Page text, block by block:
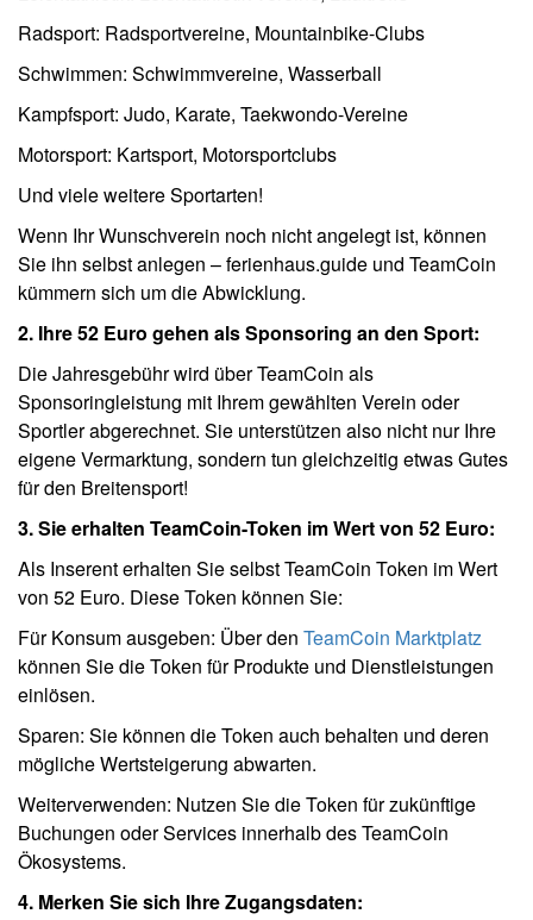
Radsport: Radsportvereine, Mountainbike-Clubs
Schwimmen: Schwimmvereine, Wasserball
Kampfsport: Judo, Karate, Taekwondo-Vereine
Motorsport: Kartsport, Motorsportclubs
Und viele weitere Sportarten!
Wenn Ihr Wunschverein noch nicht angelegt ist, können
Sie ihn selbst anlegen – ferienhaus.guide und TeamCoin
kümmern sich um die Abwicklung.
2. Ihre 52 Euro gehen als Sponsoring an den Sport:
Die Jahresgebühr wird über TeamCoin als
Sponsoringleistung mit Ihrem gewählten Verein oder
Sportler abgerechnet. Sie unterstützen also nicht nur Ihre
eigene Vermarktung, sondern tun gleichzeitig etwas Gutes
für den Breitensport!
3. Sie erhalten TeamCoin-Token im Wert von 52 Euro:
Als Inserent erhalten Sie selbst TeamCoin Token im Wert
von 52 Euro. Diese Token können Sie:
Für Konsum ausgeben: Über den TeamCoin Marktplatz
können Sie die Token für Produkte und Dienstleistungen
einlösen.
Sparen: Sie können die Token auch behalten und deren
mögliche Wertsteigerung abwarten.
Weiterverwenden: Nutzen Sie die Token für zukünftige
Buchungen oder Services innerhalb des TeamCoin
Ökosystems.
4. Merken Sie sich Ihre Zugangsdaten: